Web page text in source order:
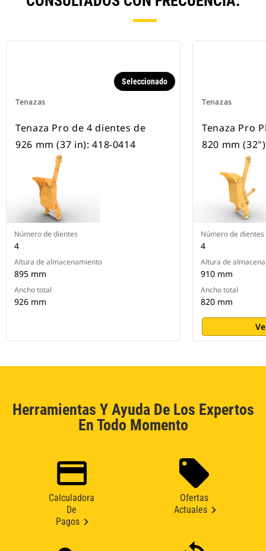
Tenazas
Seleccionado
Tenaza Pro de 4 dientes de
926 mm (37 in): 418-0414
Número de dientes
4
Altura de almacenamiento
895 mm
Ancho total
926 mm
Tenazas
Tenaza Pro
820 mm
Número de dientes
4
Altura de
910 mm
Ancho total
820 mm
Herramientas Y Ayuda De Los Expertos
En Todo Momento
Calculadora
De
Pagos
Ofertas
Actuales